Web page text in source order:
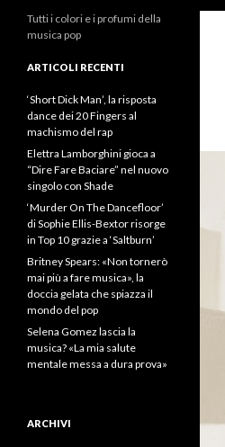
Tutti i colori e i profumi della
musica pop
ARTICOLI RECENTI
‘Short Dick Man’, la risposta
dance dei 20 Fingers al
machismo del rap
Elettra Lamborghini gioca a
“Dire Fare Baciare” nel nuovo
singolo con Shade
‘Murder On The Dancefloor’
di Sophie Ellis-Bextor risorge
in Top 10 grazie a ‘Saltburn’
Britney Spears: «Non tornerò
mai più a fare musica», la
doccia gelata che spiazza il
mondo del pop
Selena Gomez lascia la
musica? «La mia salute
mentale messa a dura prova»
ARCHIVI